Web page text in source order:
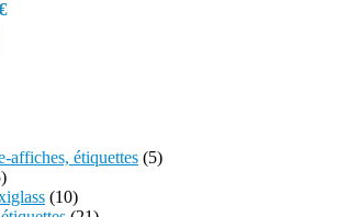
affiches, étiquettes (5)
(10)